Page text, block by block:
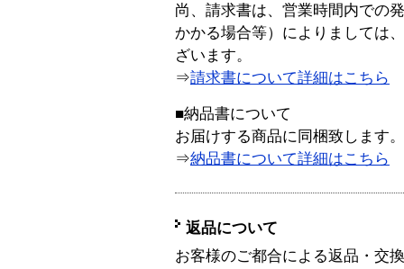
尚、請求書は、営業時間内での
かかる場合等）によりましては
ざいます。
⇒請求書について詳細はこちら
■納品書について
お届けする商品に同梱致します。
⇒納品書について詳細はこちら
返品について
お客様のご都合による返品・交